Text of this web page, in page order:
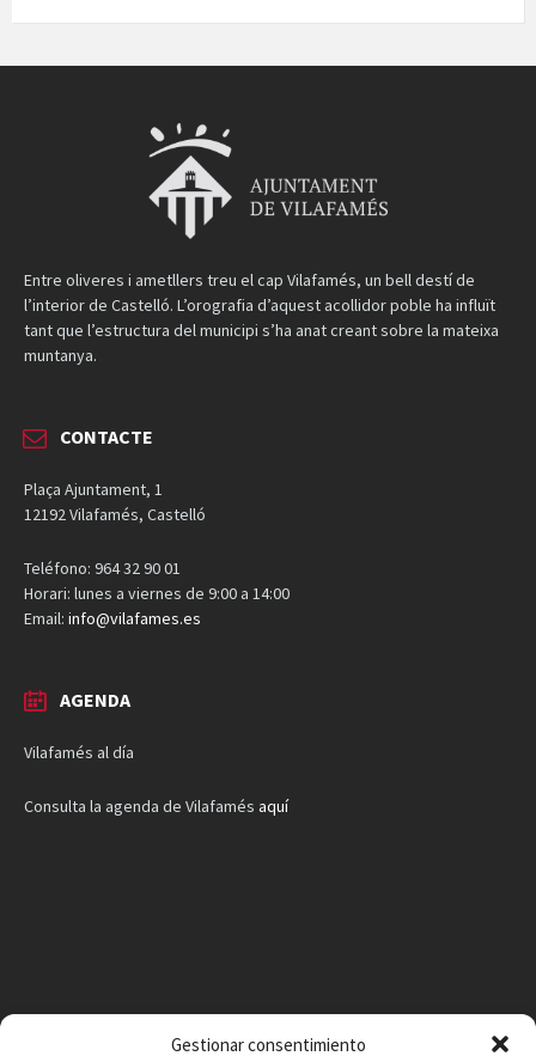
Gestionar consentimiento
Entre oliveres i ametllers treu el cap Vilafamés, un bell destí de
l’interior de Castelló. L’orografia d’aquest acollidor poble ha influït
tant que l’estructura del municipi s’ha anat creant sobre la mateixa
muntanya.
CONTACTE
Plaça Ajuntament, 1
12192 Vilafamés, Castelló
Teléfono: 964 32 90 01
Horari: lunes a viernes de 9:00 a 14:00
Email: info@vilafames.es
AGENDA
Vilafamés al día
Consulta la agenda de Vilafamés aquí